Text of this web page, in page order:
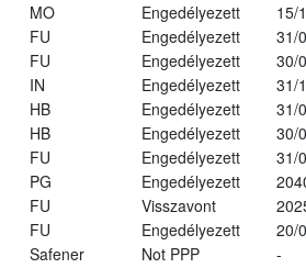
MO Engedélyezett
15/
FU Engedélyezett
31/
FU Engedélyezett
30/
IN Engedélyezett
31/
HB Engedélyezett
31/
HB Engedélyezett
30/
FU Engedélyezett
31/
PG Engedélyezett
FU Visszavont
FU Engedélyezett
20/
Safener Not PPP
-